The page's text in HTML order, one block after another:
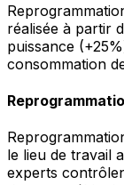
réalisée à partir
puissance
consommation
le lieu de travail
experts